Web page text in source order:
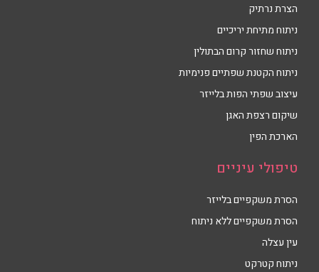
הצרת נרתיק
ניתוח מתיחת יריכיים
ניתוח שחזור קרום הבתולין
ניתוח הקטנת שפתיים פנימיות
עיצוב שפתי הפות בלייזר
שיקום רצפת האגן
הארכת הפין
טיפולי עיניים
הסרת משקפיים בלייזר
הסרת משקפיים ללא ניתוח
עין עצלה
ניתוח קטרקט